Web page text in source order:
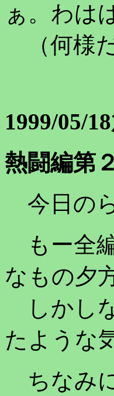
ぁ。わは
（何様
1999/05/
熱闘編第
今日の
もー全
なもの夕
しかし
たような
ちなみ